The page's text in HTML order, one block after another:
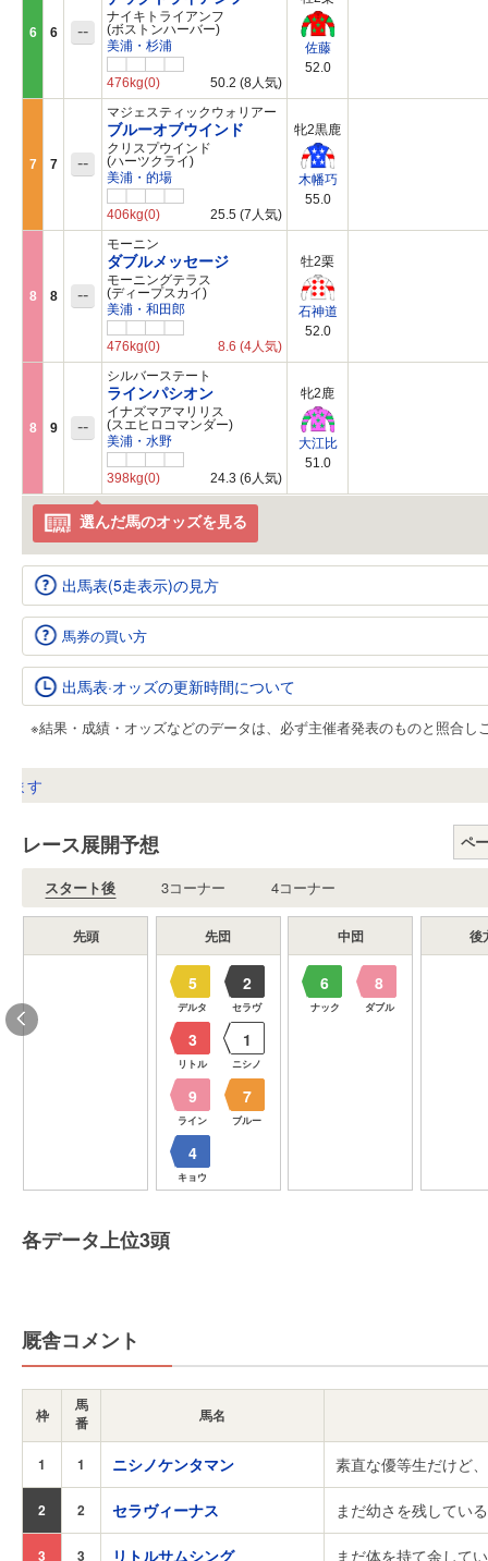
6 6 --
ナイキトライアンフ
(ボストンハーバー)
美浦・杉浦
476kg(0) 50.2 (8人気)
佐藤
52.0
7 7 --
マジェスティックウォリアー
ブルーオブウインド
クリスプウインド
(ハーツクライ)
美浦・的場
406kg(0) 25.5 (7人気)
牝2黒鹿
木幡巧
55.0
8 8 --
モーニン
ダブルメッセージ
モーニングテラス
(ディープスカイ)
美浦・和田郎
476kg(0) 8.6 (4人気)
牡2栗
石神道
52.0
8 9 --
シルバーステート
ラインパシオン
イナズマアマリリス
(スエヒロコマンダー)
美浦・水野
398kg(0) 24.3 (6人気)
牝2鹿
大江比
51.0
選んだ馬のオッズを見る
出馬表(5走表示)の見方
馬券の買い方
出馬表·オッズの更新時間について
※結果・成績・オッズなどのデータは、必ず主催者発表のものと照合し
レース展開予想 ペ
スタート後 3コーナー 4コーナー
先頭 先団
5
デルタ
2
セラヴ
3
リトル
1
ニシノ
9
ライン
7
ブルー
4
キョウ
中団
6
ナック
8
ダブル
後
各データ上位3頭
厩舎コメント
枠
馬
番
馬名
1 1 ニシノケンタマン 素直な優等生だけど
2 2 セラヴィーナス まだ幼さを残してい
3 3 リトルサムシング まだ体を持て余して